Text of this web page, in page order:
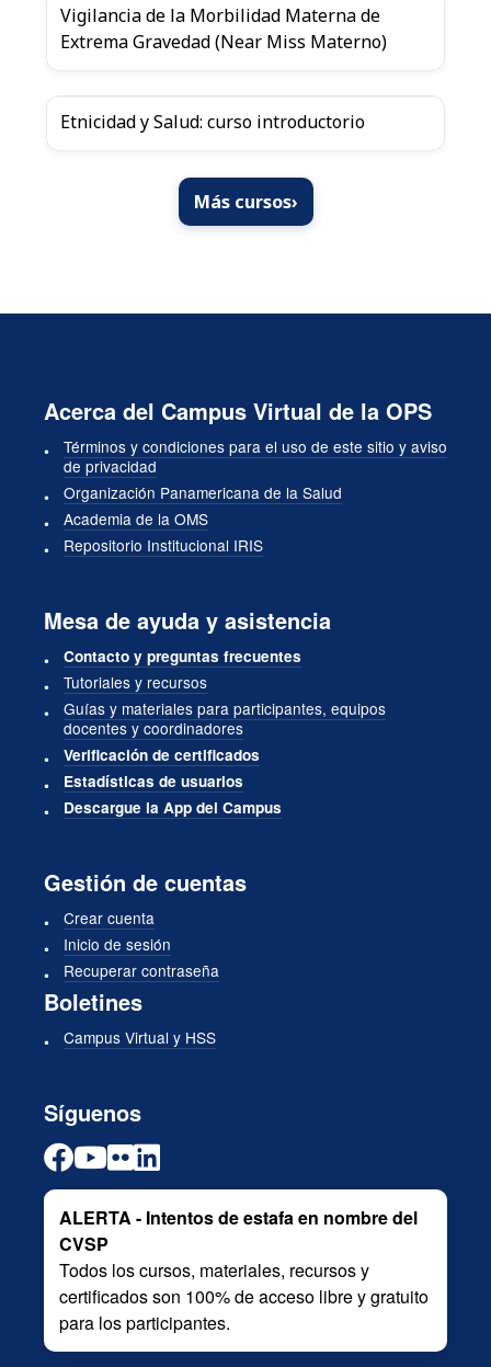
Vigilancia de la Morbilidad Materna de
Extrema Gravedad (Near Miss Materno)
Etnicidad y Salud: curso introductorio
Más cursos›
Acerca del Campus Virtual de la OPS
Términos y condiciones para el uso de este sitio y aviso
de privacidad
Organización Panamericana de la Salud
Academia de la OMS
Repositorio Institucional IRIS
Mesa de ayuda y asistencia
Contacto y preguntas frecuentes
Tutoriales y recursos
Guías y materiales para participantes, equipos
docentes y coordinadores
Verificación de certificados
Estadísticas de usuarios
Descargue la App del Campus
Gestión de cuentas
Crear cuenta
Inicio de sesión
Recuperar contraseña
Boletines
Campus Virtual y HSS
Síguenos
ALERTA - Intentos de estafa en nombre del
CVSP
Todos los cursos, materiales, recursos y
certificados son 100% de acceso libre y gratuito
para los participantes.